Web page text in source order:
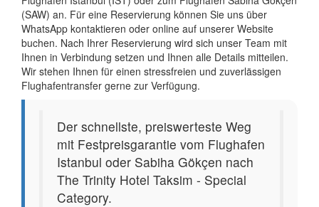
(SAW) an. Für eine Reservierung können Sie uns über
WhatsApp kontaktieren oder online auf unserer Website
buchen. Nach Ihrer Reservierung wird sich unser Team mit
Ihnen in Verbindung setzen und Ihnen alle Details mitteilen.
Wir stehen Ihnen für einen stressfreien und zuverlässigen
Flughafentransfer gerne zur Verfügung.
Der schnellste, preiswerteste Weg
mit Festpreisgarantie vom Flughafen
Istanbul oder Sabiha Gökçen nach
The Trinity Hotel Taksim - Special
Category.